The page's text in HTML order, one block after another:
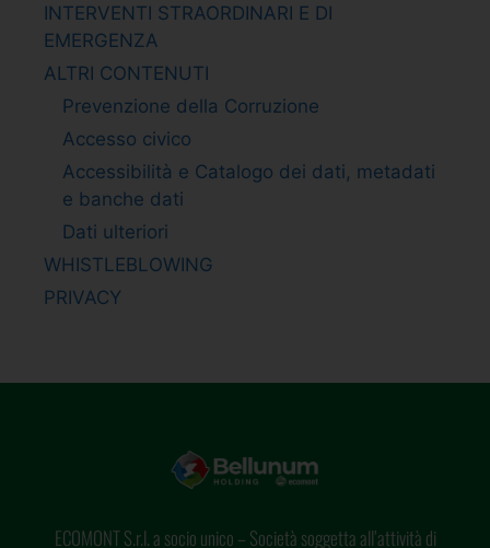
INTERVENTI STRAORDINARI E DI
EMERGENZA
ALTRI CONTENUTI
Prevenzione della Corruzione
Accesso civico
Accessibilità e Catalogo dei dati, metadati
e banche dati
Dati ulteriori
WHISTLEBLOWING
PRIVACY
ECOMONT S.r.l. a socio unico – Società soggetta all’attività di